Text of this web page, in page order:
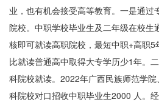
业，也有机会接受高等教育。一是通过
院校。中职学校毕业生及二年级在校生
核即可就读高职院校，最短中职+高职5
比就读普通高中取得大专学历少1年。
科院校就读。2022年广西民族师范学
科院校对口招收中职毕业生2000 人。